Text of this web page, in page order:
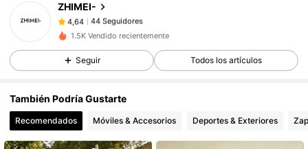
ZHIMEI-
4,64
44 Seguidores
a***7seguidoHace 1 día
4,64 44 Seguidores
4,64
1.5K Vendido recientemente
Seguir Todos los artículos
También Podría Gustarte
Recomendados Móviles & Accesorios Deportes & Exteriores